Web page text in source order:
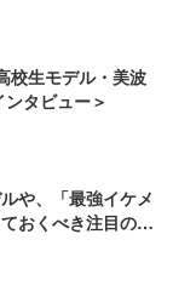
校生モデル・美波
タビュー＞
や、「最強イケメ
おくべき注目のイ